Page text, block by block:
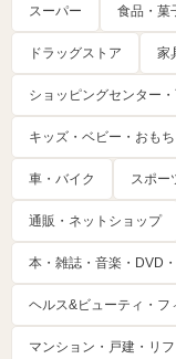
スーパー 食品・菓
ドラッグストア 家
ショッピングセンター
キッズ・ベビー・おも
車・バイク スポー
通販・ネットショップ
本・雑誌・音楽・DVD
ヘルス&ビューティ・フ
マンション・戸建・リ